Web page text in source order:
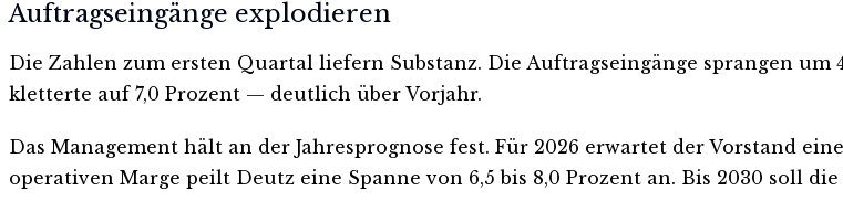
Auftragseingänge explodieren
Die Zahlen zum ersten Quartal liefern Substanz. Die Auftragseingänge sprangen um
kletterte auf 7,0 Prozent — deutlich über Vorjahr.
Das Management hält an der Jahresprognose fest. Für 2026 erwartet der Vorstand
operativen Marge peilt Deutz eine Spanne von 6,5 bis 8,0 Prozent an. Bis 2030 soll